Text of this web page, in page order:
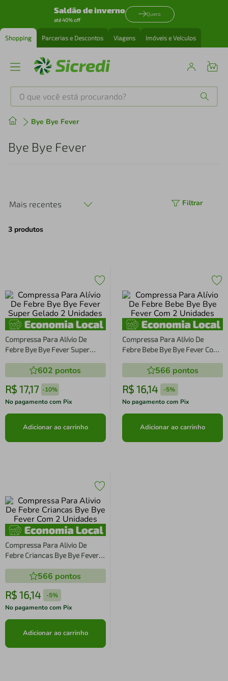
Saldão de inverno
até 40% off
Quero
Shopping Parcerias e Descontos Viagens Imóveis e Veículos
O que você está procurando?
Bye Bye Fever
Bye Bye Fever
Mais recentes Filtrar
3 produtos
Compressa Para Alívio De
Febre Bye Bye Fever Super
602 pontos
R$ 17,17 -10%
No pagamento com Pix
Adicionar ao carrinho
Compressa Para Alívio De
Febre Bebe Bye Bye Fever Com
566 pontos
R$ 16,14 -5%
No pagamento com Pix
Adicionar ao carrinho
Compressa Para Alivio De
Febre Criancas Bye Bye Fever
566 pontos
R$ 16,14 -5%
No pagamento com Pix
Adicionar ao carrinho
Produtos mais buscados
tenis
perfume
4º air fryer